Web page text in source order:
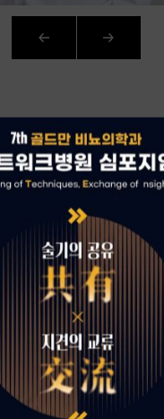
로그인
회원가입 아이디 · 비밀번호 찾기
AICURATION
환자가 증명하는
골드만의 차이
중 이용자의 관심사를 분석해